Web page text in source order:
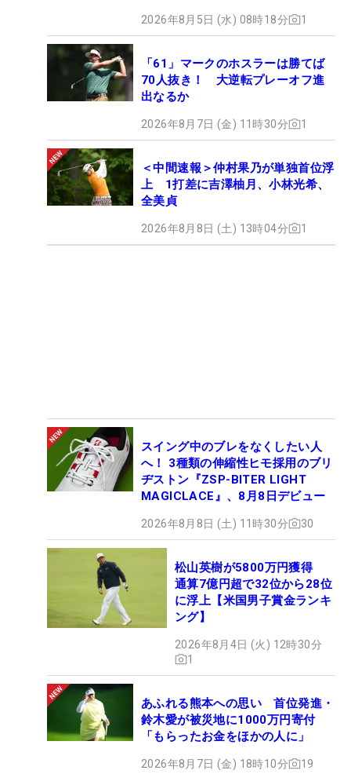
2026年8月5日 (水) 08時18分 1
「61」マークのホスラーは勝てば
70人抜き！ 大逆転プレーオフ進
出なるか
2026年8月7日 (金) 11時30分 1
＜中間速報＞仲村果乃が単独首位浮
上 1打差に吉澤柚月、小林光希、
全美貞
2026年8月8日 (土) 13時04分 1
スイング中のブレをなくしたい人
へ！ 3種類の伸縮性ヒモ採用のブリ
ヂストン『ZSP-BITER LIGHT
MAGICLACE』、8月8日デビュー
2026年8月8日 (土) 11時30分 30
松山英樹が5800万円獲得
通算7億円超で32位から28位
に浮上【米国男子賞金ランキ
ング】
2026年8月4日 (火) 12時30分
1
あふれる熊本への思い 首位発進・
鈴木愛が被災地に1000万円寄付
「もらったお金をほかの人に」
2026年8月7日 (金) 18時10分 19